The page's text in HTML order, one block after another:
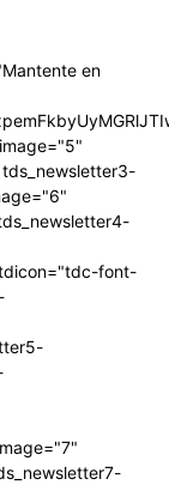
en
font-